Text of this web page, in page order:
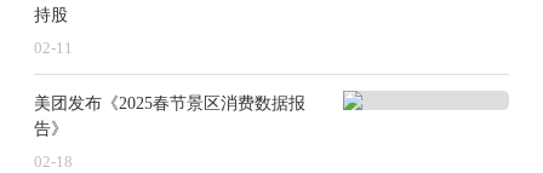
持股
02-11
美团发布《2025春节景区消费数据报
告》
02-18